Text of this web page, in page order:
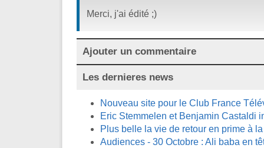
Merci, j'ai édité ;)
Ajouter un commentaire
Les dernieres news
Nouveau site pour le Club France
Eric Stemmelen et Benjamin Castaldi
Plus belle la vie de retour en prime à
Audiences - 30 Octobre : Ali baba en